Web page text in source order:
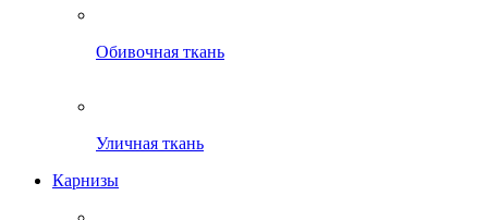
Обивочная ткань
Уличная ткань
Карнизы